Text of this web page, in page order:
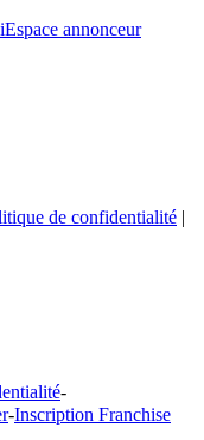
Espace annonceur
de confidentialité |
-
-Inscription Franchise